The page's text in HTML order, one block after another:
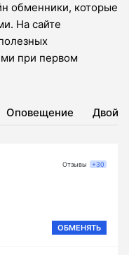
обменники, которые
На сайте
при первом
Оповещение
ОБМЕНЯТЬ
Отзывы +30